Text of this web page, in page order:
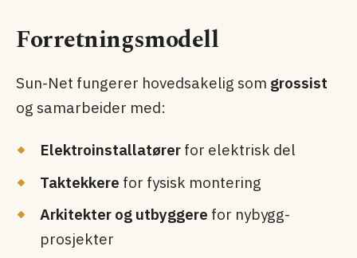
Forretningsmodell
Sun-Net fungerer hovedsakelig som grossist
og samarbeider med:
Elektroinstallatører for elektrisk del
Taktekkere for fysisk montering
Arkitekter og utbyggere for nybygg-
prosjekter